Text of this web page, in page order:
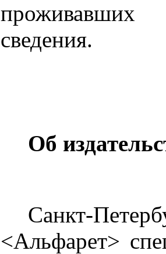
проживавших
сведения.
Об
Санкт-
<Альфарет>